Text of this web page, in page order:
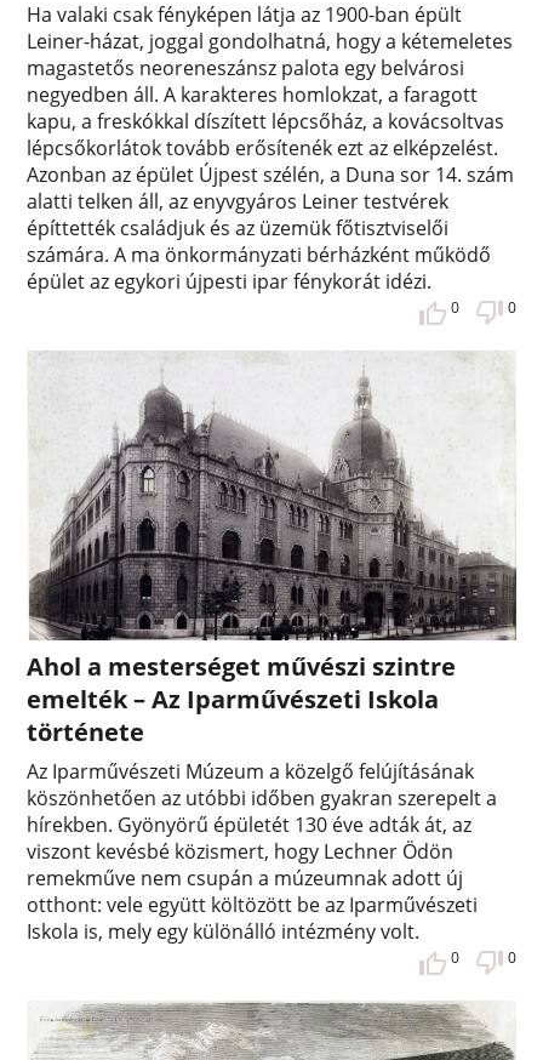
Ha valaki csak fényképen látja az 1900-ban épült
Leiner-házat, joggal gondolhatná, hogy a kétemeletes
magastetős neoreneszánsz palota egy belvárosi
negyedben áll. A karakteres homlokzat, a faragott
kapu, a freskókkal díszített lépcsőház, a kovácsoltvas
lépcsőkorlátok tovább erősítenék ezt az elképzelést.
Azonban az épület Újpest szélén, a Duna sor 14. szám
alatti telken áll, az enyvgyáros Leiner testvérek
építtették családjuk és az üzemük főtisztviselői
számára. A ma önkormányzati bérházként működő
épület az egykori újpesti ipar fénykorát idézi.
0 0
Ahol a mesterséget művészi szintre
emelték – Az Iparművészeti Iskola
története
Az Iparművészeti Múzeum a közelgő felújításának
köszönhetően az utóbbi időben gyakran szerepelt a
hírekben. Gyönyörű épületét 130 éve adták át, az
viszont kevésbé közismert, hogy Lechner Ödön
remekműve nem csupán a múzeumnak adott új
otthont: vele együtt költözött be az Iparművészeti
Iskola is, mely egy különálló intézmény volt.
0 0